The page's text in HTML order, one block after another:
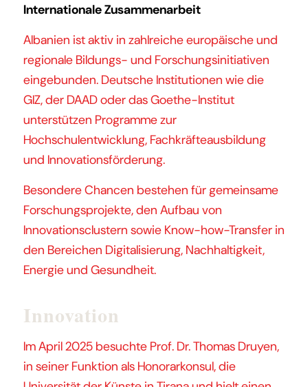
Internationale Zusammenarbeit
Albanien ist aktiv in zahlreiche europäische und
regionale Bildungs- und Forschungsinitiativen
eingebunden. Deutsche Institutionen wie die
GIZ, der DAAD oder das Goethe-Institut
unterstützen Programme zur
Hochschulentwicklung, Fachkräfteausbildung
und Innovationsförderung.
Besondere Chancen bestehen für gemeinsame
Forschungsprojekte, den Aufbau von
Innovationsclustern sowie Know-how-Transfer in
den Bereichen Digitalisierung, Nachhaltigkeit,
Energie und Gesundheit.
Innovation
Im April 2025 besuchte Prof. Dr. Thomas Druyen,
in seiner Funktion als Honorarkonsul, die